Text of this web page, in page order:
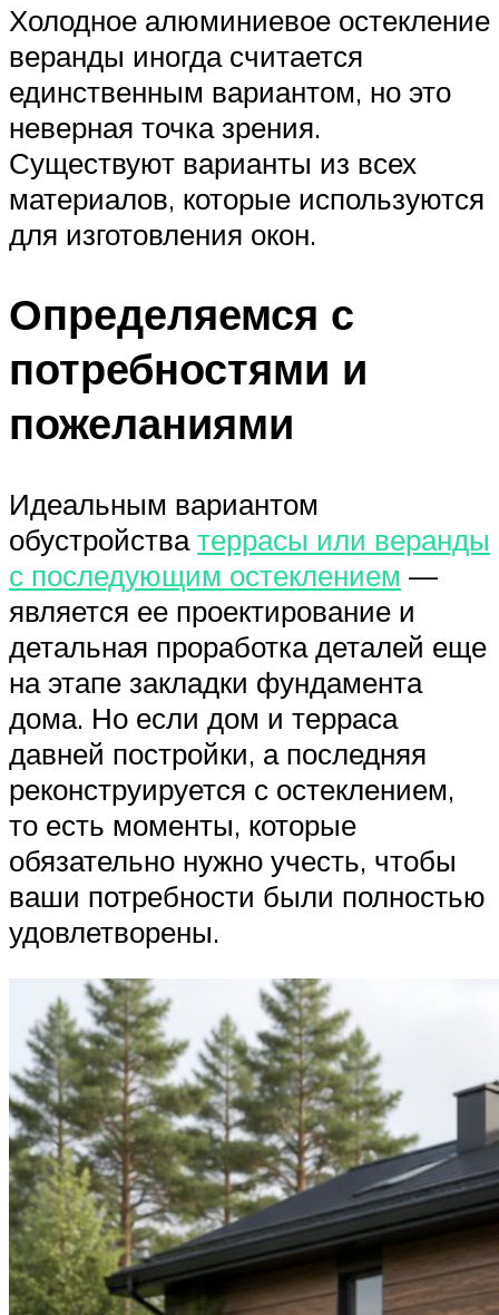
Холодное алюминиевое остекление
веранды иногда считается
единственным вариантом, но это
неверная точка зрения.
Существуют варианты из всех
материалов, которые используются
для изготовления окон.
Определяемся с
потребностями и
пожеланиями
Идеальным вариантом
обустройстватеррасы или веранды
с последующим остеклением —
является ее проектирование и
детальная проработка деталей еще
на этапе закладки фундамента
дома. Но если дом и терраса
давней постройки, а последняя
реконструируется с остеклением,
то есть моменты, которые
обязательно нужно учесть, чтобы
ваши потребности были полностью
удовлетворены.